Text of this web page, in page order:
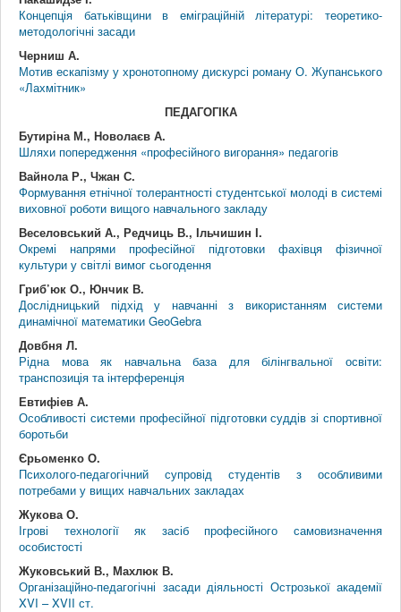
Концепція батьківщини в еміграційній літературі: теоретико-
методологічні засади
Черниш А.
Мотив ескапізму у хронотопному дискурсі роману О. Жупанського
«Лахмітник»
ПЕДАГОГІКА
Бутиріна М., Новолаєв А.
Шляхи попередження «професійного вигорання» педагогів
Вайнола Р., Чжан С.
Формування етнічної толерантності студентської молоді в системі
виховної роботи вищого навчального закладу
Веселовський А., Редчиць В., Ільчишин І.
Окремі напрями професійної підготовки фахівця фізичної
культури у світлі вимог сьогодення
Гриб’юк О., Юнчик В.
Дослідницький підхід у навчанні з використанням системи
динамічної математики GeoGebra
Довбня Л.
Рідна мова як навчальна база для білінгвальної освіти:
транспозиція та інтерференція
Евтифіев А.
Особливості системи професійної підготовки суддів зі спортивної
боротьби
Єрьоменко О.
Психолого-педагогічний супровід студентів з особливими
потребами у вищих навчальних закладах
Жукова О.
Ігрові технології як засіб професійного самовизначення
особистості
Жуковський В., Махлюк В.
Організаційно-педагогічні засади діяльності Острозької академії
XVI – XVII ст.